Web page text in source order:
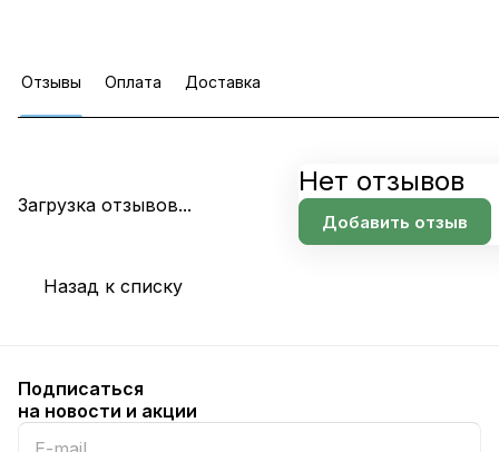
Отзывы Оплата Доставка
Загрузка отзывов...
Нет отзывов
Добавить отзыв
Назад к списку
Подписаться
на новости и акции